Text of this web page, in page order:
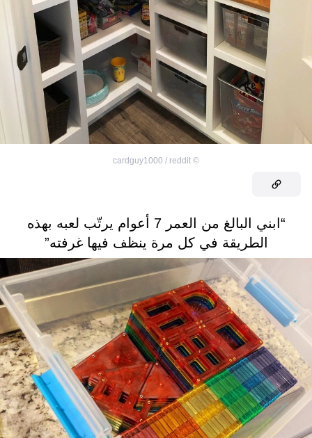
©
cardguy1000 / reddit
“ابني البالغ من العمر 7 أعوام يرتّب لعبه بهذه
الطريقة في كل مرة ينظف فيها غرفته”